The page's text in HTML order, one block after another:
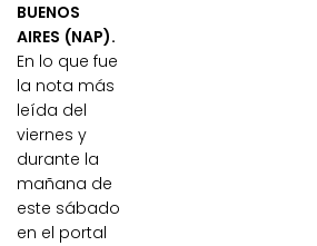
BUENOS
AIRES (NAP).
En lo que fue
la nota más
leída del
viernes y
durante la
mañana de
este sábado
en el portal